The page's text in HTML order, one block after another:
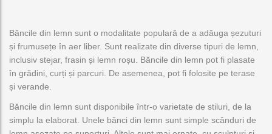
c
a
t
e
g
r
i
Băncile din lemn sunt o modalitate populară de a adăuga șezuturi
și frumusețe în aer liber. Sunt realizate din diverse tipuri de lemn,
inclusiv stejar, frasin și lemn roșu. Băncile din lemn pot fi plasate
în grădini, curți și parcuri. De asemenea, pot fi folosite pe terase
și verande.
Băncile din lemn sunt disponibile într-o varietate de stiluri, de la
simplu la elaborat. Unele bănci din lemn sunt simple scânduri de